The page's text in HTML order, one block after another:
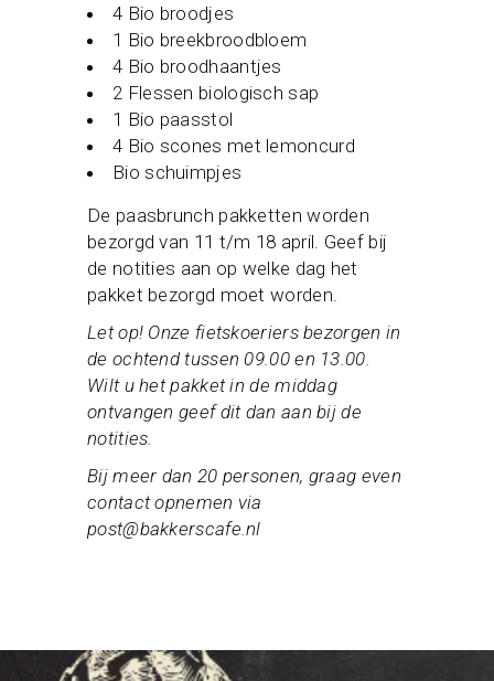
4 Bio broodjes
1 Bio breekbroodbloem
4 Bio broodhaantjes
2 Flessen biologisch sap
1 Bio paasstol
4 Bio scones met lemoncurd
Bio schuimpjes
De paasbrunch pakketten worden
bezorgd van 11 t/m 18 april. Geef bij
de notities aan op welke dag het
pakket bezorgd moet worden.
Let op! Onze fietskoeriers bezorgen in
de ochtend tussen 09.00 en 13.00.
Wilt u het pakket in de middag
ontvangen geef dit dan aan bij de
notities.
Bij meer dan 20 personen, graag even
contact opnemen via
post@bakkerscafe.nl